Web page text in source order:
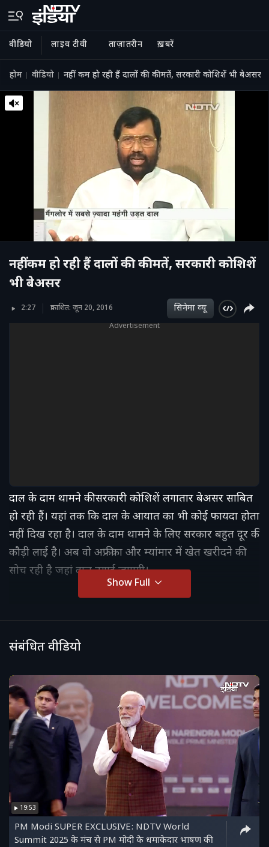
वीडियो लाइव टीवी ताज़ातरीन ख़बरें
होम वीडियो नहीं कम हो रही हैं दालों की कीमतें, सरकारी कोशिशें भी बेअसर
नहीं कम हो रही हैं दालों की कीमतें, सरकारी कोशिशें
भी बेअसर
2:27 प्रकाशित: जून 20, 2016 सिनेमा व्‍यू
Advertisement
दाल के दाम थामने की सरकारी कोशिशें लगातार बेअसर साबित
हो रही हैं। यहां तक कि दाल के आयात का भी कोई फायदा होता
नहीं दिख रहा है। दाल के दाम थामने के लिए सरकार बहुत दूर की
कौड़ी लाई है। अब वो अफ्रीका और म्यांमार में खेत खरीदने की
सोच रही है जहां दाल उगाई जाएगी।
Show Full
संबंधित वीडियो
19:53
PM Modi SUPER EXCLUSIVE: NDTV World
Summit 2025 के मंच से PM मोदी के धमाकेदार भाषण की